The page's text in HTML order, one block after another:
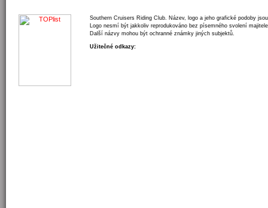
Southern Cruisers Riding Club. Název, logo a jeho grafické podoby
Logo nesmí být jakkoliv reprodukováno bez písemného svolení
Další názvy mohou být ochranné známky jiných subjektů.
Užitečné odkazy: